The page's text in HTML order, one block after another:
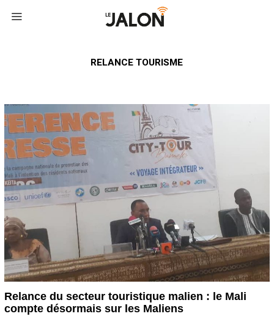
RELANCE TOURISME
Relance du secteur touristique malien : le Mali
compte désormais sur les Maliens